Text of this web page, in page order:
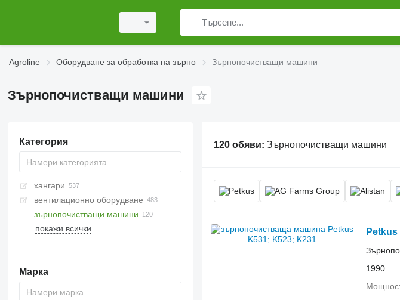
Agroline Оборудване за обработка на зърно Зърнопочистващи машини
Зърнопочистващи машини
Категория
хангари
вентилационно оборудване
зърнопочистващи машини
покажи всички
Марка
120 обяви: Зърнопочистващи машини
1990